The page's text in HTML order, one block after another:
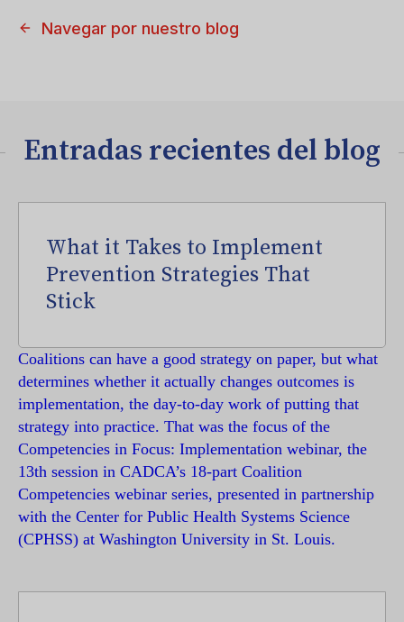
Navegar por nuestro blog
Entradas recientes del blog
What it Takes to Implement
Prevention Strategies That
Stick
Coalitions can have a good strategy on paper, but what
determines whether it actually changes outcomes is
implementation, the day-to-day work of putting that
strategy into practice. That was the focus of the
Competencies in Focus: Implementation webinar, the
13th session in CADCA’s 18-part Coalition
Competencies webinar series, presented in partnership
with the Center for Public Health Systems Science
(CPHSS) at Washington University in St. Louis.